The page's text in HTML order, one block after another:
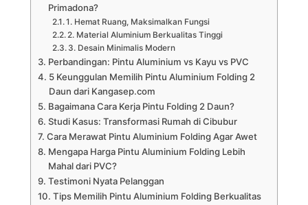
Primadona?
1. Hemat Ruang, Maksimalkan Fungsi
2. Material Aluminium Berkualitas Tinggi
3. Desain Minimalis Modern
Perbandingan: Pintu Aluminium vs Kayu vs PVC
5 Keunggulan Memilih Pintu Aluminium Folding 2
Daun dari Kangasep.com
Bagaimana Cara Kerja Pintu Folding 2 Daun?
Studi Kasus: Transformasi Rumah di Cibubur
Cara Merawat Pintu Aluminium Folding Agar Awet
Mengapa Harga Pintu Aluminium Folding Lebih
Mahal dari PVC?
Testimoni Nyata Pelanggan
Tips Memilih Pintu Aluminium Folding Berkualitas